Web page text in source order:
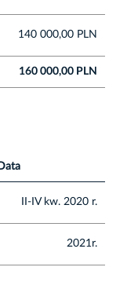
140 000,00 PLN
160 000,00 PLN
Data
II-IV kw. 2020 r.
2021r.